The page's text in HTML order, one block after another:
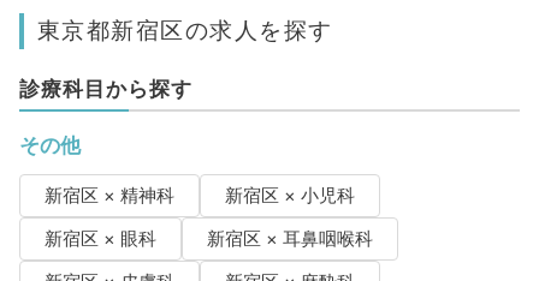
東京都新宿区の求人を探す
診療科目から探す
その他
新宿区 × 精神科
新宿区 × 小児科
新宿区 × 眼科
新宿区 × 耳鼻咽喉科